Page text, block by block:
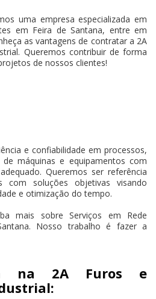
uma empresa especializada em
em Feira de Santana, entre em
as vantagens de contratar a 2A
Queremos contribuir de forma
de nossos clientes!
e confiabilidade em processos,
de máquinas e equipamentos com
Queremos ser referência
com soluções objetivas visando
e otimização do tempo.
mais sobre Serviços em Rede
Nosso trabalho é fazer a
na 2A Furos e